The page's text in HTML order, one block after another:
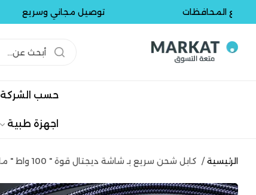
توصيل مجاني وسريع
حسب الشركة
اجهزة طبية
الرئيسية / كابل شحن سريع بـ شاشة ديجتال قوة " 100 واط " ماركة JOYROOM